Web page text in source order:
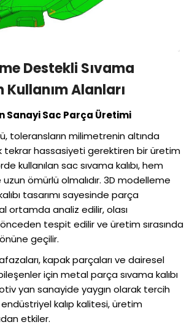
Destekli Sıvama
Kullanım Alanları
Sanayi Sac Parça Üretimi
toleransların milimetrenin altında
tekrar hassasiyeti gerektiren bir üretim
kullanılan sac sıvama kalıbı, hem
uzun ömürlü olmalıdır. 3D modelleme
tasarımı sayesinde parça
ortamda analiz edilir, olası
tespit edilir ve üretim sırasında
geçilir.
kapak parçaları ve dairesel
için metal parça sıvama kalıbı
yan sanayide yaygın olarak tercih
kalıp kalitesi, üretim
etkiler.